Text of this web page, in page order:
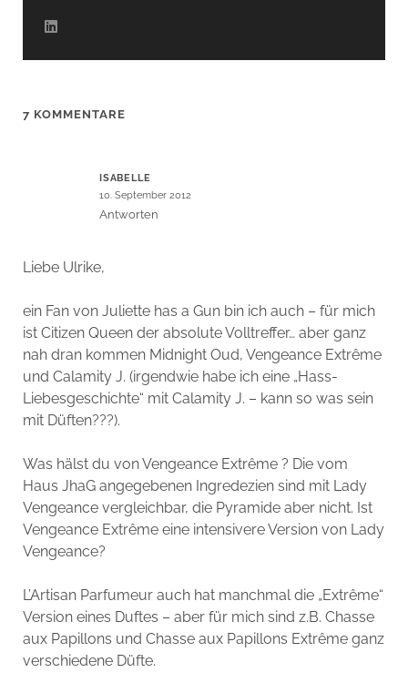
7 KOMMENTARE
ISABELLE
10. September 2012
Antworten
Liebe Ulrike,
ein Fan von Juliette has a Gun bin ich auch – für mich
ist Citizen Queen der absolute Volltreffer… aber ganz
nah dran kommen Midnight Oud, Vengeance Extrême
und Calamity J. (irgendwie habe ich eine „Hass-
Liebesgeschichte“ mit Calamity J. – kann so was sein
mit Düften???).
Was hälst du von Vengeance Extrême ? Die vom
Haus JhaG angegebenen Ingredezien sind mit Lady
Vengeance vergleichbar, die Pyramide aber nicht. Ist
Vengeance Extrême eine intensivere Version von Lady
Vengeance?
L’Artisan Parfumeur auch hat manchmal die „Extrême“
Version eines Duftes – aber für mich sind z.B. Chasse
aux Papillons und Chasse aux Papillons Extrême ganz
verschiedene Düfte.